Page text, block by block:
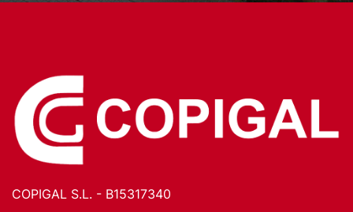
COPIGAL S.L. - B15317340